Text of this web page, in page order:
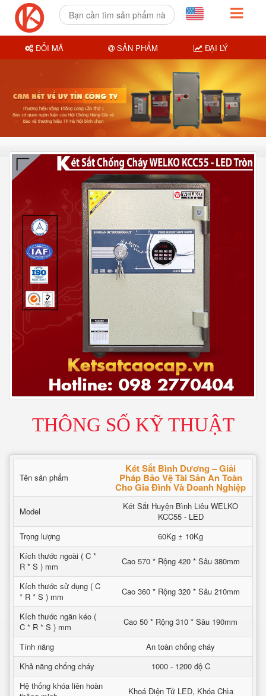
THÔNG SỐ KỸ THUẬT
Tên sản phẩm
Két Sắt Bình Dương – Giải
Pháp Bảo Vệ Tài Sản An Toàn
Cho Gia Đình Và Doanh Nghiệp
Model
Két Sắt Huyện Bình Liêu WELKO
KCC55 - LED
Trọng lượng
60Kg ± 10Kg
Kích thước ngoài ( C *
R * S ) mm
Cao 570 * Rộng 420 * Sâu 380mm
Kích thước sử dụng ( C
* R * S ) mm
Cao 360 * Rộng 320 * Sâu 210mm
Kích thước ngăn kéo (
C * R * S ) mm
Cao 50 * Rộng 310 * Sâu 190mm
Tính năng
An toàn chống cháy
Khả năng chống cháy
1000 - 1200 độ C
Hệ thống khóa liên hoàn
Khoá Điện Tử LED, Khóa Chìa
ĐỔI MÃ SẢN PHẨM ĐẠI LÝ